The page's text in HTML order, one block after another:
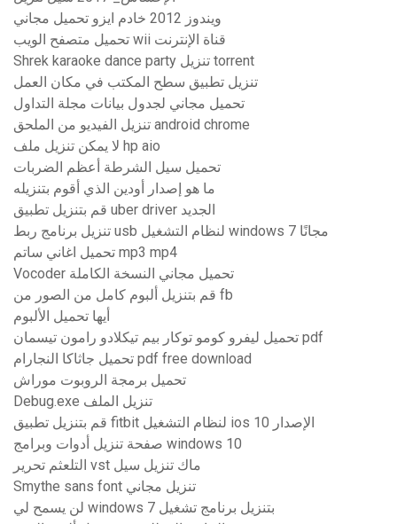
ويندوز 2012 خادم ايزو تحميل مجاني
تحميل متصفح الويب wii قناة الإنترنت
Shrek karaoke dance party تنزيل torrent
تنزيل تطبيق سطح المكتب في مكان العمل
تحميل مجاني لجدول بيانات مجلة التداول
تنزيل الفيديو من الملحق android chrome
لا يمكن تنزيل ملف hp aio
تحميل سيل الشرطة أعظم الضربات
ما هو إصدار أودين الذي أقوم بتنزيله
قم بتنزيل تطبيق uber driver الجديد
تنزيل برنامج ربط usb لنظام التشغيل windows 7 مجانًا
تحميل اغاني ساتم mp3 mp4
Vocoder تحميل مجاني النسخة الكاملة
قم بتنزيل ألبوم كامل من الصور من fb
أيها تحميل الألبوم
تحميل ليفرو كومو توكار بيم تيكلادو رامون تيسمان pdf
تحميل جاثاكا النجارام pdf free download
تحميل برمجة الروبوت موراش
Debug.exe تنزيل الملف
قم بتنزيل تطبيق fitbit لنظام التشغيل ios الإصدار 10
صفحة تنزيل أدوات وبرامج windows 10
التلعثم تحرير vst ماك تنزيل سيل
Smythe sans font تنزيل مجاني
لن يسمح لي windows 7 بتنزيل برنامج تشغيل